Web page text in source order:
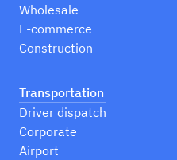
Wholesale
E-commerce
Construction
Transportation
Driver dispatch
Corporate
Airport